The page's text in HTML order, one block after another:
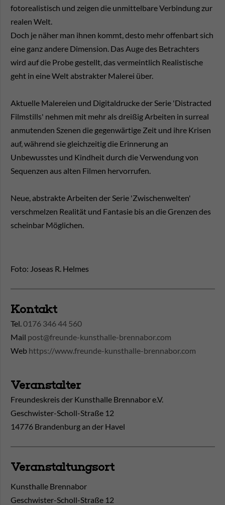
fotorealistisch und zeigen die unmittelbare Verbindung zur
realen Welt.
Doch je näher man ihnen kommt, desto mehr offenbart sich
eine ganz andere Dimension. Das Auge des Betrachters
wird auf die Probe gestellt, das vermeintlich Realistische
geht in eine Welt abstrakter Malerei über.
Aktuelle Malereien und Digitaldrucke der Serie 'Distracted
Filmstills' nehmen mit mehr als dreißig Arbeiten in surreal
anmutenden Szenen die gegenwärtige Zeit und ihre Krisen
auf, während sie gleichzeitig die Erinnerung an
Unbewusstes und Kindheit durch die Verwendung von
Sequenzen aus alten Filmen hervorrufen.
Neue, abstrakte Arbeiten der Serie 'Zwischenwelten'
verschmelzen Realität und Fantasie bis an die Grenzen des
scheinbar Möglichen.
Foto: Joseas R. Helmes
Kontakt
Tel.0176 346 44 560
Mail post@freunde-kunsthalle-brennabor.com
Web https://www.freunde-kunsthalle-brennabor.com
Veranstalter
Freundeskreis der Kunsthalle Brennabor e.V.
Geschwister-Scholl-Straße 12
14776 Brandenburg an der Havel
Veranstaltungsort
Kunsthalle Brennabor
Geschwister-Scholl-Straße 12